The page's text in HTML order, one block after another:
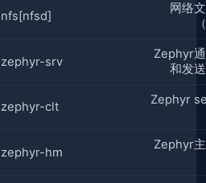
nfs[nfsd]
网络
zephyr-srv
Zephyr
和发
zephyr-clt Zephyr
zephyr-hm
Zephyr